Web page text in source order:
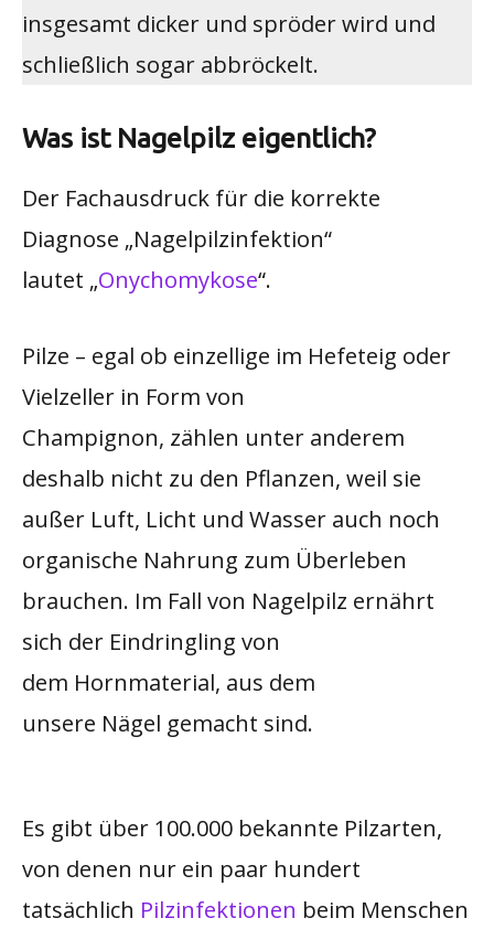
insgesamt dicker und spröder wird und
schließlich sogar abbröckelt.
Was ist Nagelpilz eigentlich?
Der Fachausdruck für die korrekte
Diagnose „Nagelpilzinfektion“
lautet „Onychomykose“.
Pilze – egal ob einzellige im Hefeteig oder
Vielzeller in Form von
Champignon, zählen unter anderem
deshalb nicht zu den Pflanzen, weil sie
außer Luft, Licht und Wasser auch noch
organische Nahrung zum Überleben
brauchen. Im Fall von Nagelpilz ernährt
sich der Eindringling von
dem Hornmaterial, aus dem
unsere Nägel gemacht sind.
Es gibt über 100.000 bekannte Pilzarten,
von denen nur ein paar hundert
tatsächlich Pilzinfektionen beim Menschen